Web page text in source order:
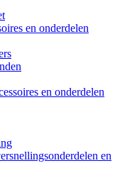
en onderdelen
en onderdelen
en